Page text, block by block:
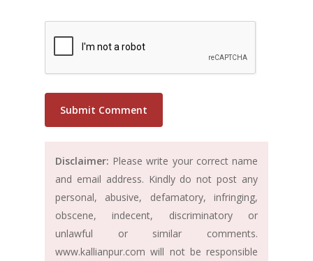
Disclaimer: Please write your correct name
and email address. Kindly do not post any
personal, abusive, defamatory, infringing,
obscene, indecent, discriminatory or
unlawful or similar comments.
www.kallianpur.com will not be responsible